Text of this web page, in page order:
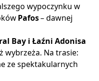
wypoczynku w
Pafos– dawnej
Bay i Łaźni Adonisa
wybrzeża. Na trasie:
ze spektakularnych